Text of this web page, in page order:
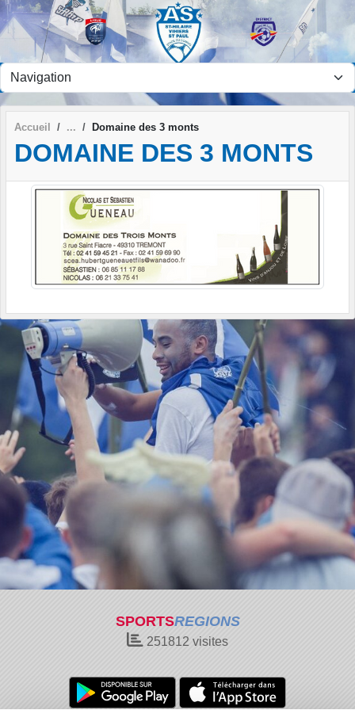
Accueil Domaine des 3 monts
DOMAINE DES 3 MONTS
SPORTSREGIONS
251812 visites
Panneau de gestion des cookies